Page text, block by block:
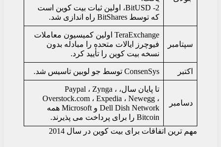
2- BitUSD، اولین ثبات بیت کوین است
که توسط BitShares راه اندازی شد.
سپتامبر
TeraExchange اولین کمیسیون معاملات
فیوچرز ایالات متحده را مبادله بدون
نسخه بیت کوین را تأیید کرد.
اکتبر ConsenSys توسط جو لوبین تاسیس شد.
دسامبر
تا پایان سال، Paypal ، Zynga ،
Overstock.com ، Expedia ، Newegg ،
Dell Dish Network و Microsoft همه
Bitcoin را برای پرداخت می پذیرند.
مهم ترین اتفاقات برای بیت کوین در سال 2014